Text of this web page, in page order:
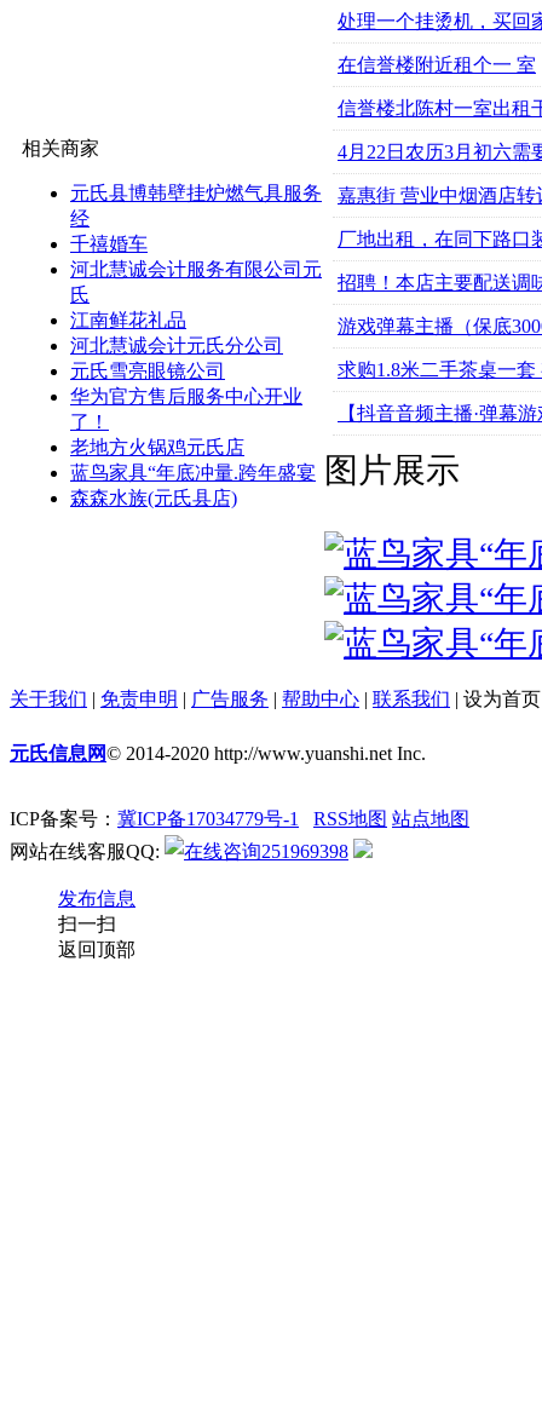
相关商家
元氏县博韩壁挂炉燃气具服务
经
千禧婚车
河北慧诚会计服务有限公司元
氏
江南鲜花礼品
河北慧诚会计元氏分公司
元氏雪亮眼镜公司
华为官方售后服务中心开业
了！
老地方火锅鸡元氏店
蓝鸟家具“年底冲量.跨年盛宴
森森水族(元氏县店)
处理一个挂烫机，买回
在信誉楼附近租个一 室
信誉楼北陈村一室出租
4月22日农历3月初六需
嘉惠街 营业中烟酒店转
厂地出租，在同下路口
招聘！本店主要配送调
游戏弹幕主播（保底
求购1.8米二手茶桌一套
【抖音音频主播·弹幕
图片展示
关于我们 | 免责申明 | 广告服务 | 帮助中心 | 联系我们 | 设为首页
元氏信息网© 2014-2020 http://www.yuanshi.net Inc.
ICP备案号： 冀ICP备17034779号-1 RSS地图 站点地图
网站在线客服QQ:
251969398
发布信息
扫一扫
返回顶部